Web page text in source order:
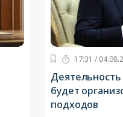
17:31 /
Деятельность
будет
подходов